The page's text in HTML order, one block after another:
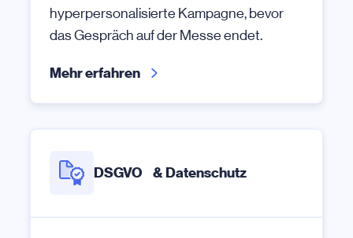
hyperpersonalisierte Kampagne, bevor
das Gespräch auf der Messe endet.
Mehr erfahren
DSGVO & Datenschutz